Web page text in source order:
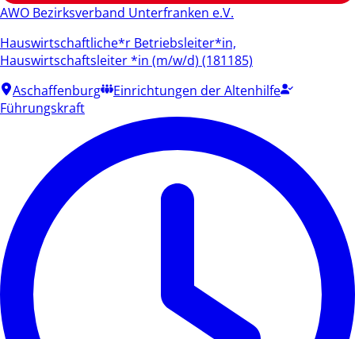
AWO Bezirksverband Unterfranken e.V.
Hauswirtschaftliche*r Betriebsleiter*in,
Hauswirtschaftsleiter *in (m/w/d) (181185)
Aschaffenburg
Einrichtungen der Altenhilfe
Führungskraft